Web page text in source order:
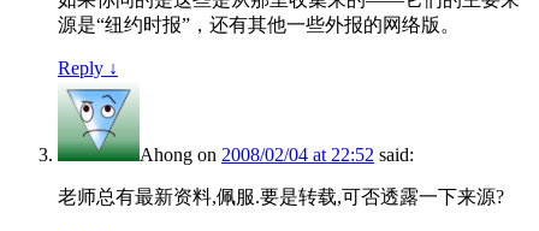
源是“纽约时报”，还有其他一些外报的网络版。
Reply ↓
Ahong on 2008/02/04 at 22:52 said:
老师总有最新资料,佩服.要是转载,可否透露一下来源?